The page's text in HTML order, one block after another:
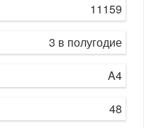
11159
3 в полугодие
A4
48